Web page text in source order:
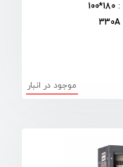
:
180*100
330A
موجود در انبار